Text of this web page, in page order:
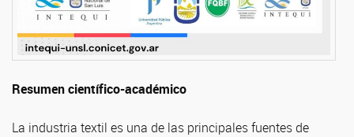
Resumen científico-académico
La industria textil es una de las principales fuentes de